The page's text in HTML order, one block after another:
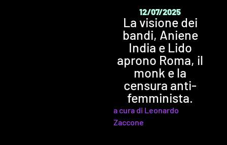
12/07/2025
La visione dei
bandi, Aniene
India e Lido
aprono Roma, il
monk e la
censura anti-
femminista.
a cura di Leonardo
Zaccone